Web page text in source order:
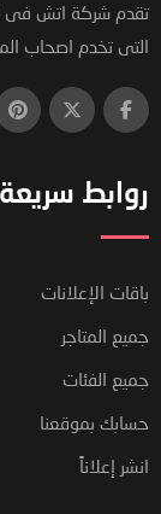
تقدم شركة اتش فى
التى تخدم اصحاب
روابط سريعة
باقات الإعلانات
جميع المتاجر
جميع الفئات
حسابك بموقعنا
انشر إعلاناً